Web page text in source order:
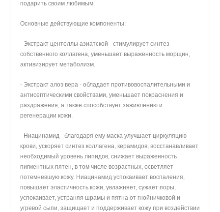
подарить своим любимым.
Основные действующие компоненты:
- Экстракт центеллы азиатской - стимулирует синтез
собственного коллагена, уменьшает выраженность морщин,
активизирует метаболизм.
- Экстракт алоэ вера - обладает противовоспалительными и
антисептическими свойствами, уменьшает покраснения и
раздражения, а также способствует заживлению и
регенерации кожи.
- Ниацинамид - благодаря ему маска улучшает циркуляцию
крови, ускоряет синтез коллагена, керамидов, восстанавливает
необходимый уровень липидов, снижает выраженность
пигментных пятен, в том числе возрастных, осветляет
потемневшую кожу. Ниацинамид успокаивает воспаления,
повышает эластичность кожи, увлажняет, сужает поры,
успокаивает, устраняя шрамы и пятна от гнойничковой и
угревой сыпи, защищает и поддерживает кожу при воздействии